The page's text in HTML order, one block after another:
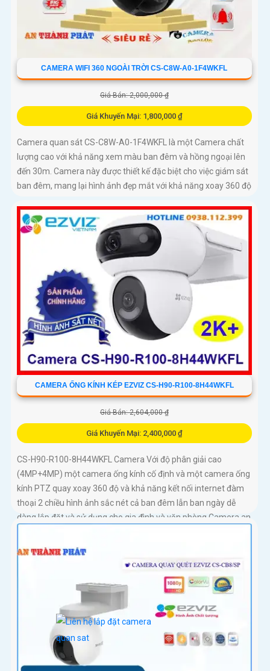
CAMERA WIFI 360 NGOÀI TRỜI CS-C8W-A0-1F4WKFL
Giá Bán: 2,000,000 ₫
Giá Khuyến Mại: 1,800,000 ₫
Camera quan sát CS-C8W-A0-1F4WKFL là một Camera chất
lượng cao với khả năng xem màu ban đêm và hồng ngoại lên
đến 30m. Camera này được thiết kế đặc biệt cho việc giám sát
ban đêm, mang lại hình ảnh đẹp mắt với khả năng xoay 360 độ
CAMERA ỐNG KÍNH KÉP EZVIZ CS-H90-R100-8H44WKFL
Giá Bán: 2,604,000 ₫
Giá Khuyến Mại: 2,400,000 ₫
CS-H90-R100-8H44WKFL Camera Với độ phân giải cao
(4MP+4MP) một camera ống kính cố định và một camera ống
kính PTZ quay xoay 360 độ và khả năng kết nối internet đàm
thoại 2 chiều hình ảnh sắc nét cả ban đêm lẫn ban ngày dễ
dàng lắp đặt và sử dụng cho gia đình và văn phòng Camera an
toàn và tiện lợi.